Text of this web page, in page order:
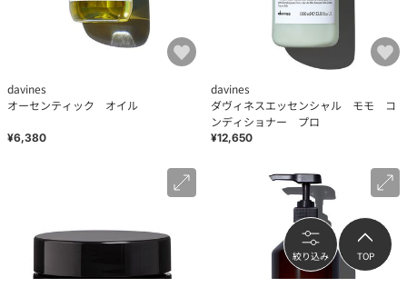
davines
オーセンティック オイル
¥6,380
davines
ダヴィネスエッセンシャル モモ コ
ンディショナー プロ
¥12,650
絞り込み TOP